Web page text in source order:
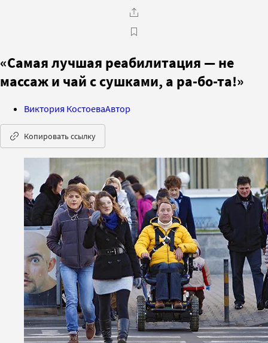
«Самая лучшая реабилитация — не
массаж и чай с сушками, а ра-бо-та!»
Виктория КостоеваАвтор
Копировать ссылку